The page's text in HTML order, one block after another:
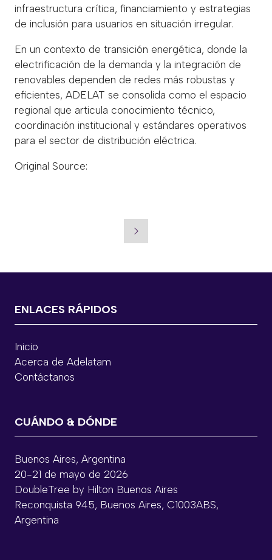
infraestructura crítica, financiamiento y estrategias
de inclusión para usuarios en situación irregular.
En un contexto de transición energética, donde la
electrificación de la demanda y la integración de
renovables dependen de redes más robustas y
eficientes, ADELAT se consolida como el espacio
regional que articula conocimiento técnico,
coordinación institucional y estándares operativos
para el sector de distribución eléctrica.
Original Source:
ENLACES RÁPIDOS
Inicio
Acerca de Adelatam
Contáctanos
CUÁNDO & DÓNDE
Buenos Aires, Argentina
20-21 de mayo de 2026
DoubleTree by Hilton Buenos Aires
Reconquista 945, Buenos Aires, C1003ABS,
Argentina